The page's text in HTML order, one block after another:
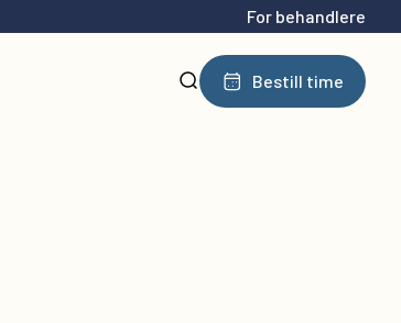
For behandlere
Bestill time